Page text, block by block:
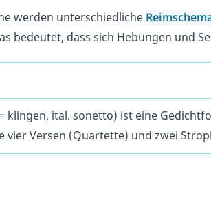
werden unterschiedliche
bedeutet, dass sich Hebungen und
klingen, ital. sonetto) ist eine
vier Versen (Quartette) und zwei